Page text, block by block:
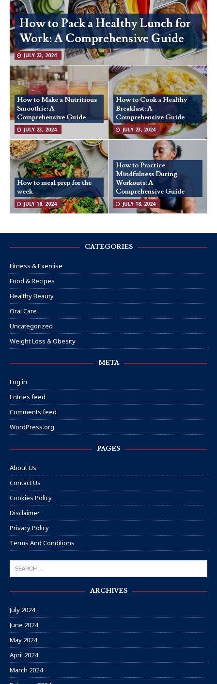
How to Pack a Healthy Lunch for
Work: A Comprehensive Guide
JULY 23, 2024
How to Make a Nutritious
Smoothie: A
Comprehensive Guide
JULY 23, 2024
How to Cook a Healthy
Breakfast: A
Comprehensive Guide
JULY 23, 2024
How to meal prep for the
week
JULY 18, 2024
How to Practice
Mindfulness During
Workouts: A
Comprehensive Guide
JULY 18, 2024
CATEGORIES
Fitness & Exercise
Food & Recipes
Healthy Beauty
Oral Care
Uncategorized
Weight Loss & Obesity
META
Log in
Entries feed
Comments feed
WordPress.org
PAGES
About Us
Contact Us
Cookies Policy
Disclaimer
Privacy Policy
Terms And Conditions
ARCHIVES
July 2024
June 2024
May 2024
April 2024
March 2024